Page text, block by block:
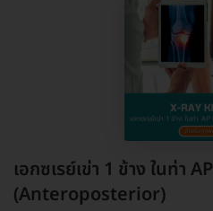
เอกซเรย์เข่า 1 ข้าง ในท่า AP
(Anteroposterior)